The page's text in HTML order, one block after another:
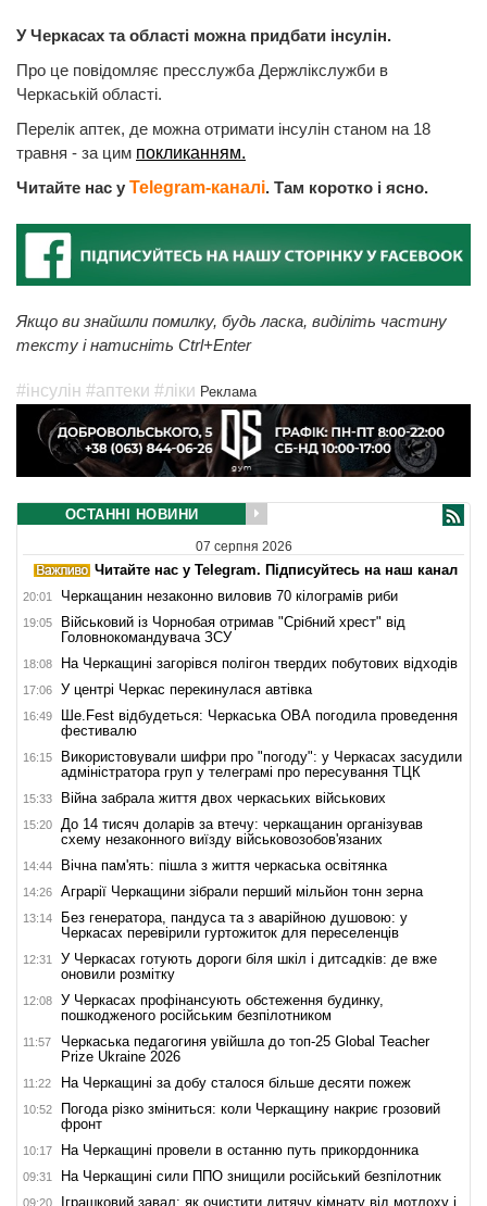
У Черкасах та області можна придбати інсулін.
Про це повідомляє пресслужба Держлікслужби в
Черкаській області.
Перелік аптек, де можна отримати інсулін станом на 18
травня - за цим покликанням.
Читайте нас у Telegram-каналі. Там коротко і ясно.
Якщо ви знайшли помилку, будь ласка, виділіть частину
тексту і натисніть Ctrl+Enter
#інсулін #аптеки #ліки Реклама
ОСТАННІ НОВИНИ
07 серпня 2026
Читайте нас у Telegram. Підписуйтесь на наш канал
20:01 Черкащанин незаконно виловив 70 кілограмів риби
19:05
Військовий із Чорнобая отримав "Срібний хрест" від
Головнокомандувача ЗСУ
18:08 На Черкащині загорівся полігон твердих побутових відходів
17:06 У центрі Черкас перекинулася автівка
16:49
Ше.Fest відбудеться: Черкаська ОВА погодила проведення
фестивалю
16:15
Використовували шифри про "погоду": у Черкасах засудили
адміністратора груп у телеграмі про пересування ТЦК
15:33 Війна забрала життя двох черкаських військових
15:20
До 14 тисяч доларів за втечу: черкащанин організував
схему незаконного виїзду військовозобов'язаних
14:44 Вічна пам'ять: пішла з життя черкаська освітянка
14:26 Аграрії Черкащини зібрали перший мільйон тонн зерна
13:14
Без генератора, пандуса та з аварійною душовою: у
Черкасах перевірили гуртожиток для переселенців
12:31
У Черкасах готують дороги біля шкіл і дитсадків: де вже
оновили розмітку
12:08
У Черкасах профінансують обстеження будинку,
пошкодженого російським безпілотником
11:57
Черкаська педагогиня увійшла до топ-25 Global Teacher
Prize Ukraine 2026
11:22 На Черкащині за добу сталося більше десяти пожеж
10:52
Погода різко зміниться: коли Черкащину накриє грозовий
фронт
10:17 На Черкащині провели в останню путь прикордонника
09:31 На Черкащині сили ППО знищили російський безпілотник
09:20 Іграшковий завал: як очистити дитячу кімнату від мотлоху і